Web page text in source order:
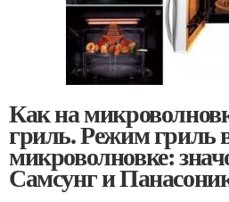
Как на
гриль. Режим гриль
микроволновке:
Самсунг и